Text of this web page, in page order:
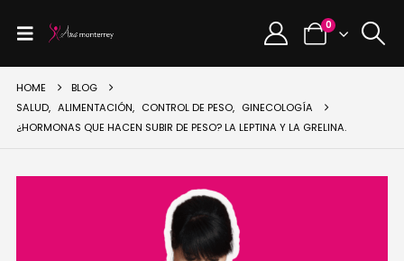
0
HOME
BLOG
SALUD, ALIMENTACIÓN, CONTROL DE PESO, GINECOLOGÍA
¿HORMONAS QUE HACEN SUBIR DE PESO? LA LEPTINA Y LA GRELINA.